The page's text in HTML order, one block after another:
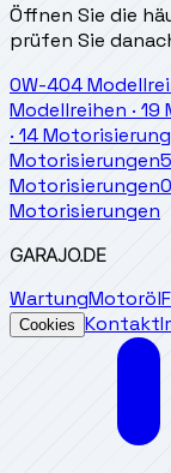
Öffnen Sie die
prüfen Sie
0W-404
Modellreihen · 19
· 14
Motorisierungen
Motorisierungen
Motorisierungen
GARAJO.DE
WartungMotoröl
Cookies Kontakt